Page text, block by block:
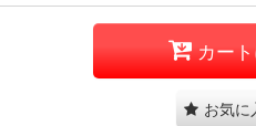
カー
お気に